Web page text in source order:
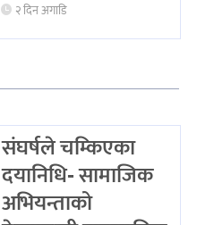
२ दिन अगाडि
संघर्षले चम्किएका
दयानिधि- सामाजिक
अभियन्ताको